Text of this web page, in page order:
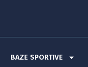
BAZE SPORTIVE